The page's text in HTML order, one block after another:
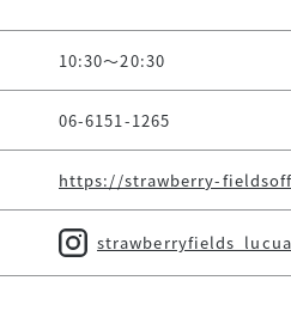
10:30～20:30
06-6151-1265
https://strawberry-